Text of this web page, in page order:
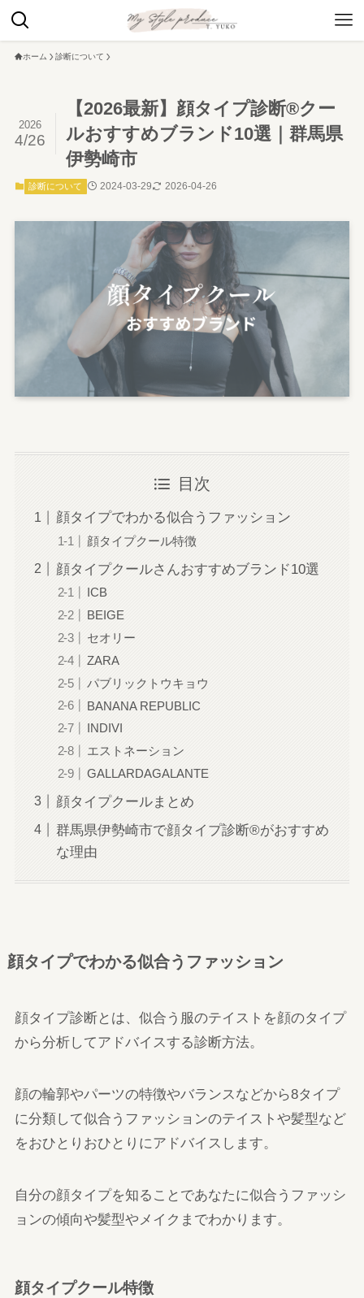
ホーム 診断について
【2026最新】顔タイプ診断®︎クー
ルおすすめブランド10選｜群馬県
伊勢崎市
2026
4/26
診断について 2024-03-29 2026-04-26
目次
顔タイプでわかる似合うファッション
顔タイプクール特徴
顔タイプクールさんおすすめブランド10選
ICB
BEIGE
セオリー
ZARA
パブリックトウキョウ
BANANA REPUBLIC
INDIVI
エストネーション
GALLARDAGALANTE
顔タイプクールまとめ
群馬県伊勢崎市で顔タイプ診断®がおすすめ
な理由
顔タイプでわかる似合うファッション
顔タイプ診断とは、似合う服のテイストを顔のタイプ
から分析してアドバイスする診断方法。
顔の輪郭やパーツの特徴やバランスなどから8タイプ
に分類して似合うファッションのテイストや髪型など
をおひとりおひとりにアドバイスします。
自分の顔タイプを知ることであなたに似合うファッシ
ョンの傾向や髪型やメイクまでわかります。
顔タイプクール特徴